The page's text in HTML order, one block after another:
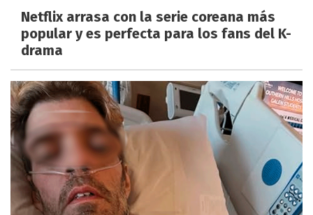
Netflix arrasa con la serie coreana más
popular y es perfecta para los fans del K-
drama